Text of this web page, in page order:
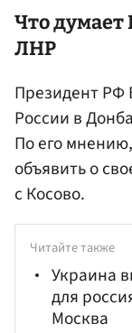
Что думает
ЛНР
Президент РФ
России в
По его
объявить о
с Косово.
Читайте также
Украина
для
Москва